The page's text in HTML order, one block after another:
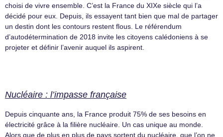
choisi de vivre ensemble. C’est la France du XIXe siècle qui l’a
décidé pour eux. Depuis, ils essayent tant bien que mal de partager
un destin dont les contours restent flous. Le référendum
d’autodétermination de 2018 invite les citoyens calédoniens à se
projeter et définir l’avenir auquel ils aspirent.
Nucléaire : l’impasse française
Depuis cinquante ans, la France produit 75% de ses besoins en
électricité grâce à la filière nucléaire. Un cas unique au monde.
Alors que de plus en plus de pays sortent du nucléaire, que l’on ne